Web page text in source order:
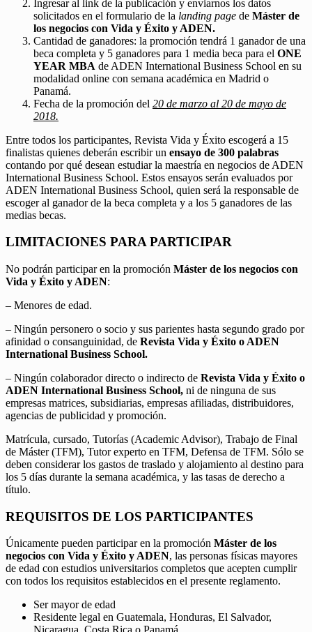
Ingresar al link de la publicación y enviarnos los datos
solicitados en el formulario de la landing page de Máster de
los negocios con Vida y Éxito y ADEN.
Cantidad de ganadores: la promoción tendrá 1 ganador de una
beca completa y 5 ganadores para 1 media beca para el ONE
YEAR MBA de ADEN International Business School en su
modalidad online con semana académica en Madrid o
Panamá.
Fecha de la promoción del 20 de marzo al 20 de mayo de
2018.
Entre todos los participantes, Revista Vida y Éxito escogerá a 15
finalistas quienes deberán escribir un ensayo de 300 palabras
contando por qué desean estudiar la maestría en negocios de ADEN
International Business School. Estos ensayos serán evaluados por
ADEN International Business School, quien será la responsable de
escoger al ganador de la beca completa y a los 5 ganadores de las
medias becas.
LIMITACIONES PARA PARTICIPAR
No podrán participar en la promoción Máster de los negocios con
Vida y Éxito y ADEN:
– Menores de edad.
– Ningún personero o socio y sus parientes hasta segundo grado por
afinidad o consanguinidad, de Revista Vida y Éxito o ADEN
International Business School.
– Ningún colaborador directo o indirecto de Revista Vida y Éxito o
ADEN International Business School, ni de ninguna de sus
empresas matrices, subsidiarias, empresas afiliadas, distribuidores,
agencias de publicidad y promoción.
Matrícula, cursado, Tutorías (Academic Advisor), Trabajo de Final
de Máster (TFM), Tutor experto en TFM, Defensa de TFM. Sólo se
deben considerar los gastos de traslado y alojamiento al destino para
los 5 días durante la semana académica, y las tasas de derecho a
título.
REQUISITOS DE LOS PARTICIPANTES
Únicamente pueden participar en la promoción Máster de los
negocios con Vida y Éxito y ADEN, las personas físicas mayores
de edad con estudios universitarios completos que acepten cumplir
con todos los requisitos establecidos en el presente reglamento.
Ser mayor de edad
Residente legal en Guatemala, Honduras, El Salvador,